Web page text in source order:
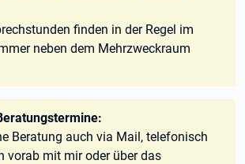
finden in der Regel im
neben dem Mehrzweckraum
Beratung auch via Mail, telefonisch
vorab mit mir oder über das